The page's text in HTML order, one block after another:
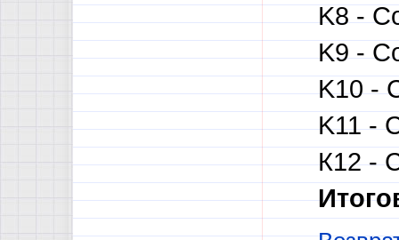
K8 -
K9 -
K10 -
K11 -
К12 -